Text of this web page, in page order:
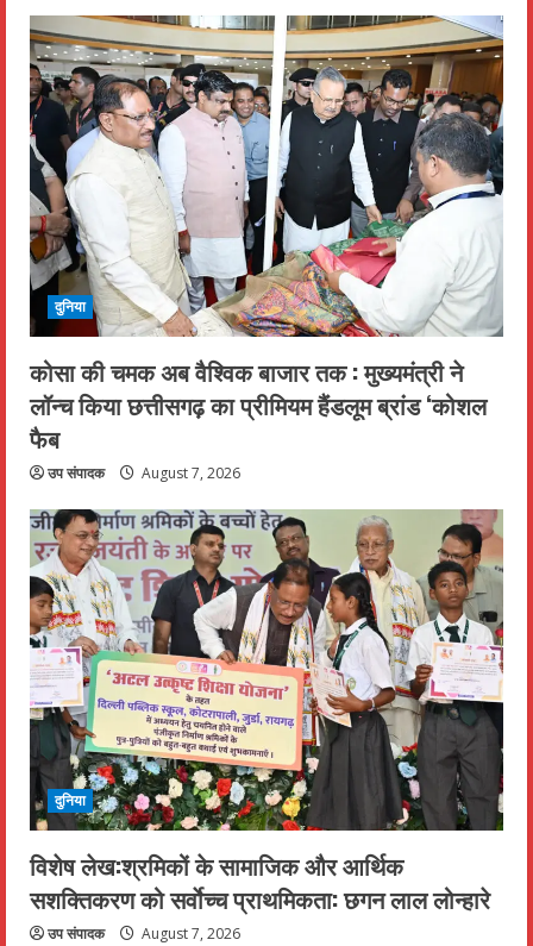
दुनिया
कोसा की चमक अब वैश्विक बाजार तक : मुख्यमंत्री ने
लॉन्च किया छत्तीसगढ़ का प्रीमियम हैंडलूम ब्रांड ‘कोशल
फैब
उप संपादक August 7, 2026
दुनिया
विशेष लेख:श्रमिकों के सामाजिक और आर्थिक
सशक्तिकरण को सर्वाेच्च प्राथमिकता: छगन लाल लोन्हारे
उप संपादक August 7, 2026